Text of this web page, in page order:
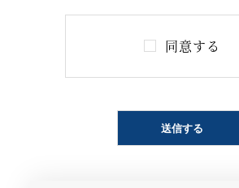
同意する